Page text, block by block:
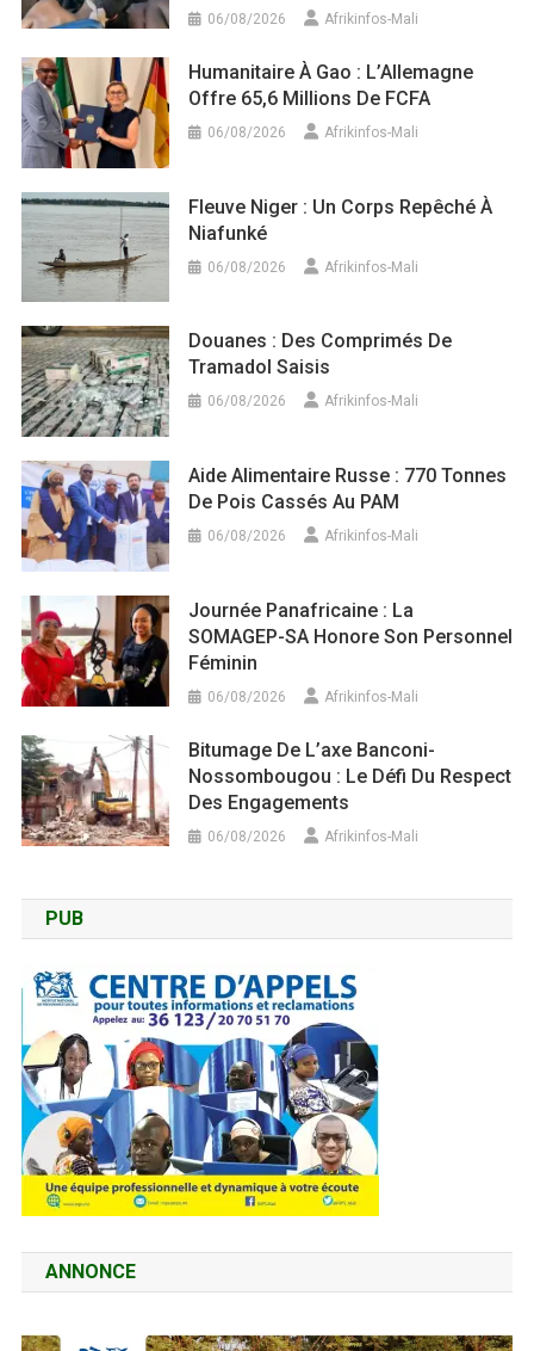
06/08/2026 Afrikinfos-Mali
Humanitaire À Gao : L’Allemagne
Offre 65,6 Millions De FCFA
06/08/2026 Afrikinfos-Mali
Fleuve Niger : Un Corps Repêché À
Niafunké
06/08/2026 Afrikinfos-Mali
Douanes : Des Comprimés De
Tramadol Saisis
06/08/2026 Afrikinfos-Mali
Aide Alimentaire Russe : 770 Tonnes
De Pois Cassés Au PAM
06/08/2026 Afrikinfos-Mali
Journée Panafricaine : La
SOMAGEP-SA Honore Son Personnel
Féminin
06/08/2026 Afrikinfos-Mali
Bitumage De L’axe Banconi-
Nossombougou : Le Défi Du Respect
Des Engagements
06/08/2026 Afrikinfos-Mali
PUB
ANNONCE